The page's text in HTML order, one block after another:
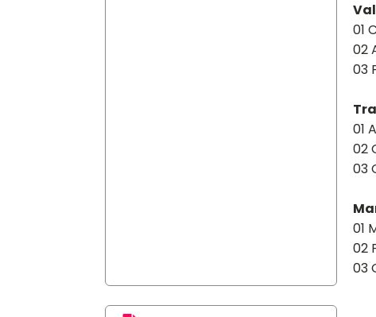
01
02
03
01
02
03
01
02
03